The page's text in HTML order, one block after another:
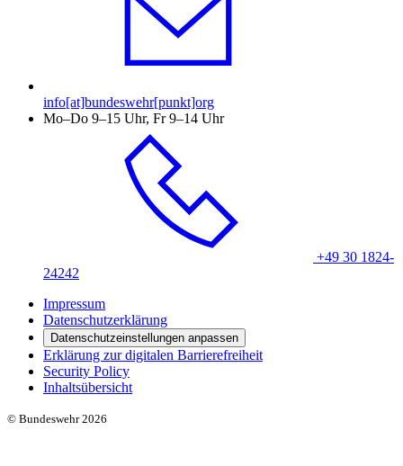
info[at]bundeswehr[punkt]org
Mo–Do 9–15 Uhr, Fr 9–14 Uhr
+49 30 1824-
24242
Impressum
Datenschutzerklärung
Datenschutzeinstellungen anpassen
Erklärung zur digitalen Barrierefreiheit
Security Policy
Inhaltsübersicht
© Bundeswehr 2026